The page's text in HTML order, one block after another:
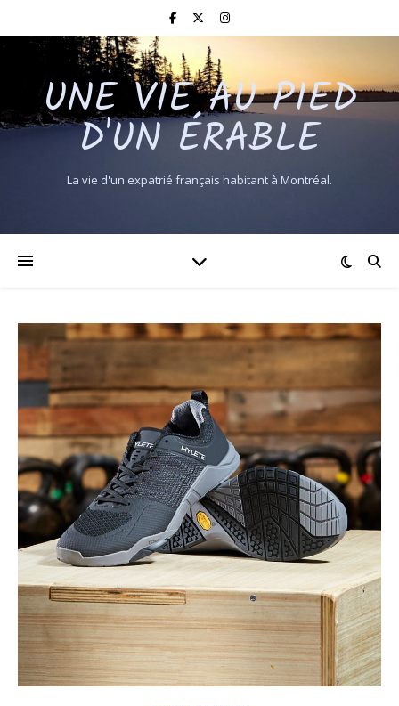
UNE VIE AU PIED
D'UN ÉRABLE
La vie d'un expatrié français habitant à Montréal.